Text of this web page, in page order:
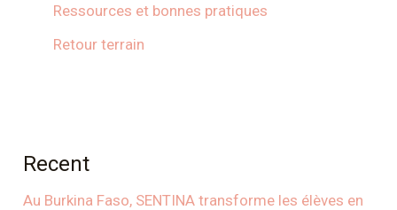
Ressources et bonnes pratiques
Retour terrain
Recent
Au Burkina Faso, SENTINA transforme les élèves en